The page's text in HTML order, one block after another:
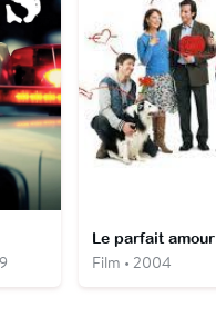
Le parfait amour
Film • 2004